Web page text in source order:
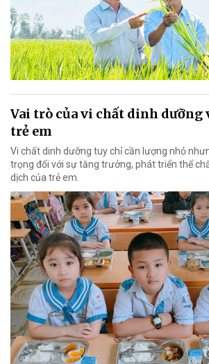
Vai trò của vi chất dinh dưỡng
trẻ em
Vi chất dinh dưỡng tuy chỉ cần lượng nhỏ
trọng đối với sự tăng trưởng, phát triển thể
dịch của trẻ em.